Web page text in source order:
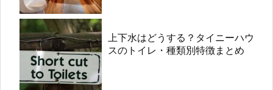
上下水はどうする？タイニーハウ
スのトイレ・種類別特徴まとめ